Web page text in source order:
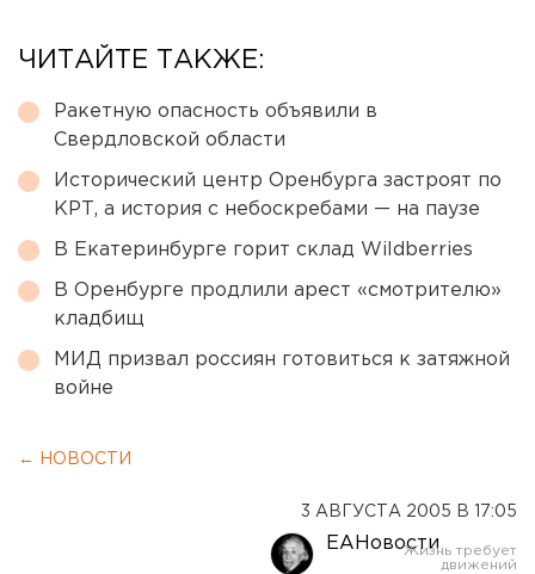
ЧИТАЙТЕ ТАКЖЕ:
Ракетную опасность объявили в
Свердловской области
Исторический центр Оренбурга застроят по
КРТ, а история с небоскребами — на паузе
В Екатеринбурге горит склад Wildberries
В Оренбурге продлили арест «смотрителю»
кладбищ
МИД призвал россиян готовиться к затяжной
войне
← НОВОСТИ
3 АВГУСТА 2005 В 17:05
ЕАНовости